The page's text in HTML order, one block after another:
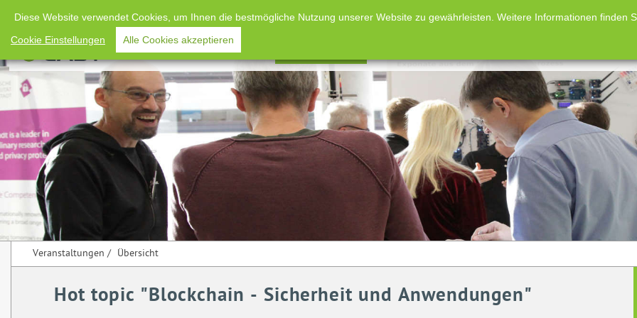
Home
Veranstaltungen / Übersicht
Hot topic "Blockchain - Sicherheit und Anwendungen"
Diese Website verwendet Cookies, um Ihnen die bestmögliche Nutzung unserer Website zu gewährleisten. Weitere Informationen finden
Cookie Einstellungen
Alle Cookies akzeptieren